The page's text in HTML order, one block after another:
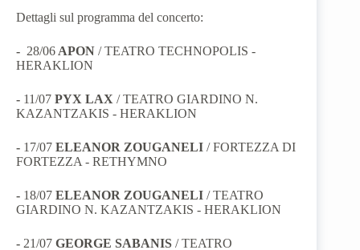
Dettagli sul programma del concerto:
- 28/06 APON / TEATRO TECHNOPOLIS -
HERAKLION
- 11/07 PYX LAX / TEATRO GIARDINO N.
KAZANTZAKIS - HERAKLION
- 17/07 ELEANOR ZOUGANELI / FORTEZZA DI
FORTEZZA - RETHYMNO
- 18/07 ELEANOR ZOUGANELI / TEATRO
GIARDINO N. KAZANTZAKIS - HERAKLION
- 21/07 GEORGE SABANIS / TEATRO